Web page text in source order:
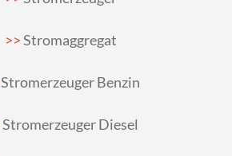
Stromaggregat
Stromerzeuger Benzin
Stromerzeuger Diesel